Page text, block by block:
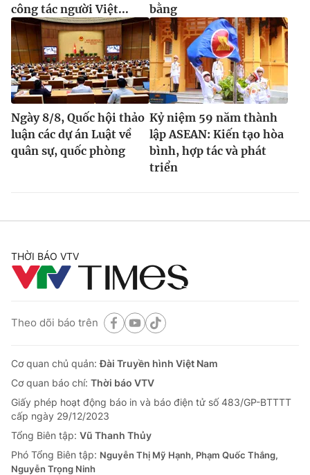
công tác người Việt...
bằng
Ngày 8/8, Quốc hội thảo
luận các dự án Luật về
quân sự, quốc phòng
Kỷ niệm 59 năm thành
lập ASEAN: Kiến tạo hòa
bình, hợp tác và phát
triển
THỜI BÁO VTV
Theo dõi báo trên
Cơ quan chủ quản:Đài Truyền hình Việt Nam
Cơ quan báo chí: Thời báo VTV
Giấy phép hoạt động báo in và báo điện tử số 483/GP-BTTTT
cấp ngày 29/12/2023
Tổng Biên tập: Vũ Thanh Thủy
Phó Tổng Biên tập: Nguyễn Thị Mỹ Hạnh, Phạm Quốc Thắng,
Nguyễn Trọng Ninh